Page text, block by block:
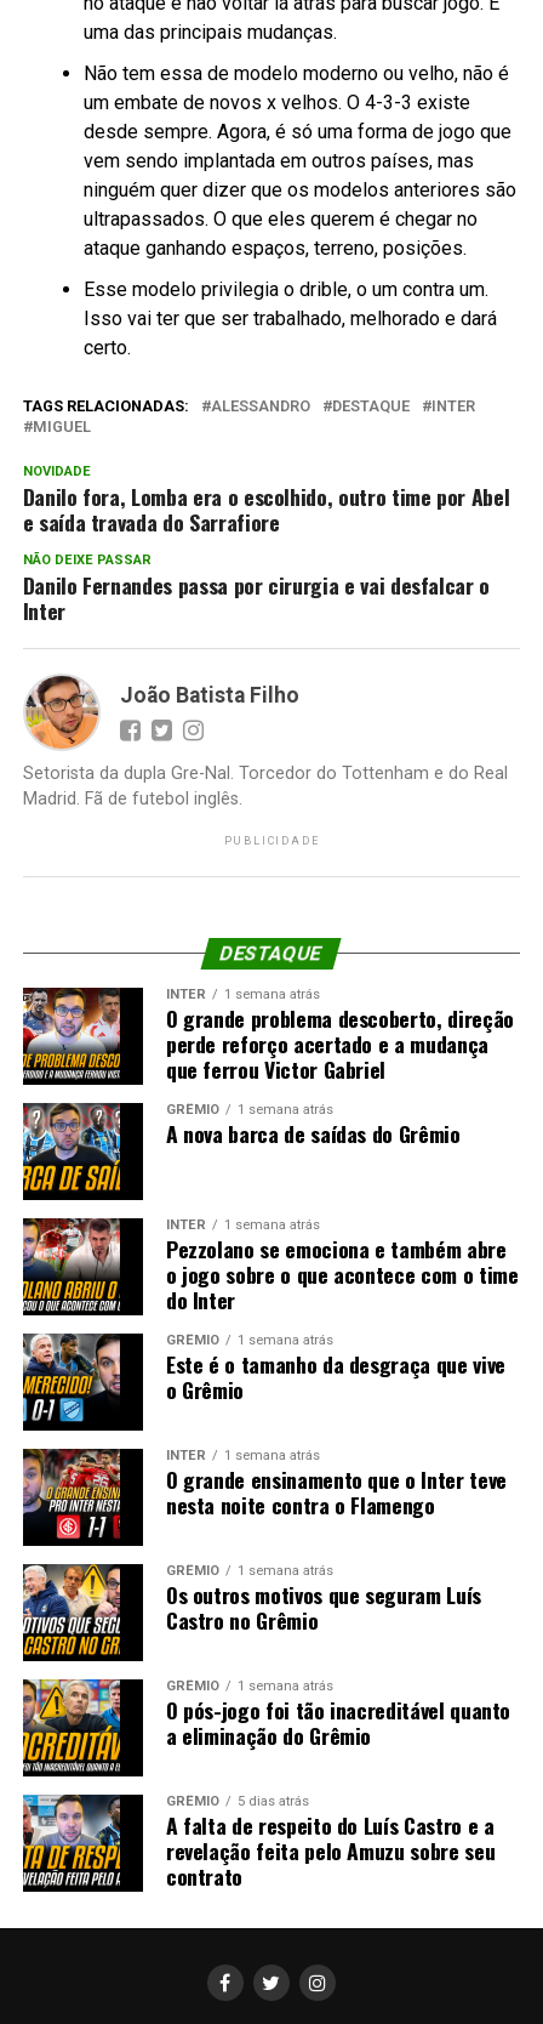
uma das principais mudanças.
Não tem essa de modelo moderno ou velho, não é
um embate de novos x velhos. O 4-3-3 existe
desde sempre. Agora, é só uma forma de jogo que
vem sendo implantada em outros países, mas
ninguém quer dizer que os modelos anteriores são
ultrapassados. O que eles querem é chegar no
ataque ganhando espaços, terreno, posições.
Esse modelo privilegia o drible, o um contra um.
Isso vai ter que ser trabalhado, melhorado e dará
certo.
TAGS RELACIONADAS: ALESSANDRO DESTAQUE
INTER
MIGUEL
NOVIDADE
Danilo fora, Lomba era o escolhido, outro time por Abel
e saída travada do Sarrafiore
NÃO DEIXE PASSAR
Danilo Fernandes passa por cirurgia e vai desfalcar o
Inter
João Batista Filho
Setorista da dupla Gre-Nal. Torcedor do Tottenham e do Real
Madrid. Fã de futebol inglês.
PUBLICIDADE
DESTAQUE
INTER 1 semana atrás
O grande problema descoberto, direção
perde reforço acertado e a mudança
que ferrou Victor Gabriel
GRÊMIO 1 semana atrás
A nova barca de saídas do Grêmio
INTER 1 semana atrás
Pezzolano se emociona e também abre
o jogo sobre o que acontece com o time
do Inter
GRÊMIO 1 semana atrás
Este é o tamanho da desgraça que vive
o Grêmio
INTER 1 semana atrás
O grande ensinamento que o Inter teve
nesta noite contra o Flamengo
GRÊMIO 1 semana atrás
Os outros motivos que seguram Luís
Castro no Grêmio
GRÊMIO 1 semana atrás
O pós-jogo foi tão inacreditável quanto
a eliminação do Grêmio
GRÊMIO 5 dias atrás
A falta de respeito do Luís Castro e a
revelação feita pelo Amuzu sobre seu
contrato